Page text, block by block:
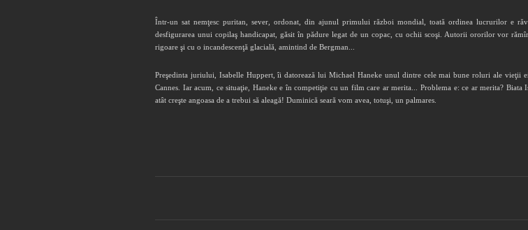
Într-un sat nemţesc puritan, sever, ordonat, din ajunul primului război mondial, toată ordinea lucrurilor e
desfigurarea unui copilaş handicapat, găsit în pădure legat de un copac, cu ochii scoşi. Autorii ororilor vor
rigoare şi cu o incandescenţă glacială, amintind de Bergman...
Preşedinta juriului, Isabelle Huppert, îi datorează lui Michael Haneke unul dintre cele mai bune roluri ale vieţii
Cannes. Iar acum, ce situaţie, Haneke e în competiţie cu un film care ar merita... Problema e: ce ar merita?
atât creşte angoasa de a trebui să aleagă! Duminică seară vom avea, totuşi, un palmares.